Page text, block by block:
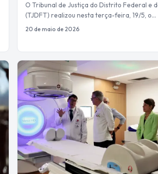
O Tribunal de Justiça do Distrito Federal e
(TJDFT) realizou nesta terça-feira, 19/5, o…
20 de maio de 2026